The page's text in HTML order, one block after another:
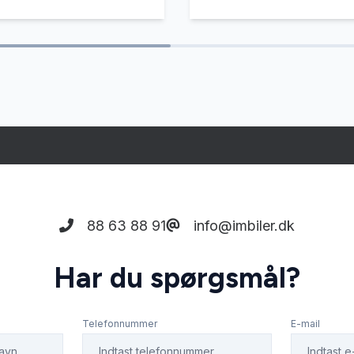
88 63 88 91 info@imbiler.dk
Har du spørgsmål?
Telefonnummer E-mail